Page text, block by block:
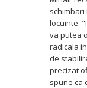
locuinte.
va putea
radicala
de
precizat
spune ca